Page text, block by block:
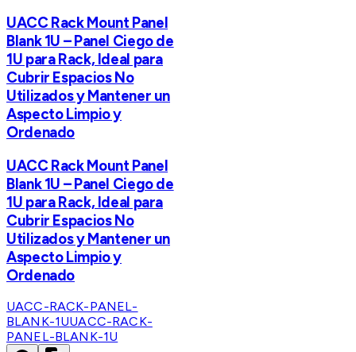
UACC Rack Mount Panel
Blank 1U – Panel Ciego de
1U para Rack, Ideal para
Cubrir Espacios No
Utilizados y Mantener un
Aspecto Limpio y
Ordenado
UACC Rack Mount Panel
Blank 1U – Panel Ciego de
1U para Rack, Ideal para
Cubrir Espacios No
Utilizados y Mantener un
Aspecto Limpio y
Ordenado
UACC-RACK-PANEL-
BLANK-1UUACC-RACK-
PANEL-BLANK-1U